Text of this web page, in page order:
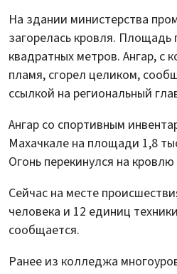
На здании министерства
загорелась кровля. Площадь
квадратных метров. Ангар, с
пламя, сгорел целиком,
ссылкой на региональный
Ангар со спортивным
Махачкале на площади 1,8
Огонь перекинулся на
Сейчас на месте
человека и 12 единиц
сообщается.
Ранее из колледжа